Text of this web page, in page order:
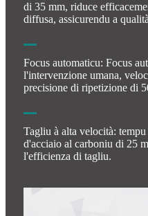
di 35 mm, riduce
diffusa, assicurendu a
Focus automaticu: Focus
l'intervenzione umana,
precisione di ripetizione di
Tagliu à alta velocità:
d'acciaio al carboniu di 25
l'efficienza di tagliu.